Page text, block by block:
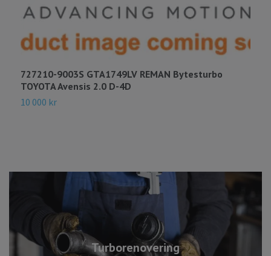
Turborenovering
727210-9003S GTA1749LV REMAN Bytesturbo
TOYOTA Avensis 2.0 D-4D
10 000 kr